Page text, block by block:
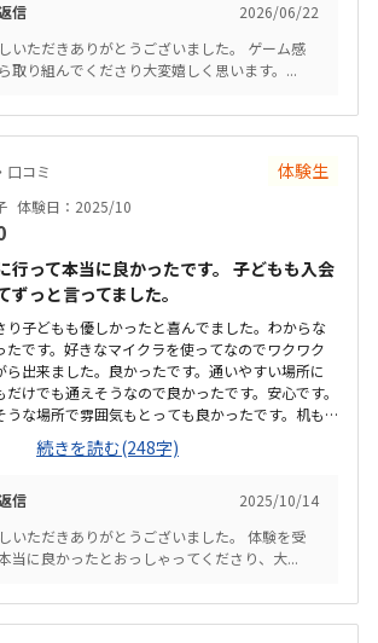
信
2026/06/22
いただきありがとうございました。 ゲーム感
取り組んでくださり大変嬉しく思います。...
口コミ 体験生
体験日：2025/10
行って本当に良かったです。 子どもも入会
ずっと言ってました。
り子どもも優しかったと喜んでました。わからな
たです。好きなマイクラを使ってなのでワクワク
ら出来ました。良かったです。通いやすい場所に
けでも通えそうなので良かったです。安心です。
うな場所で雰囲気もとっても良かったです。机も
。料金に対して授業内容や回数があってました。
なと思いましたが授業内容をみてこれならいいな
続きを読む(248字)
信
2025/10/14
いただきありがとうございました。 体験を受
当に良かったとおっしゃってくださり、大...